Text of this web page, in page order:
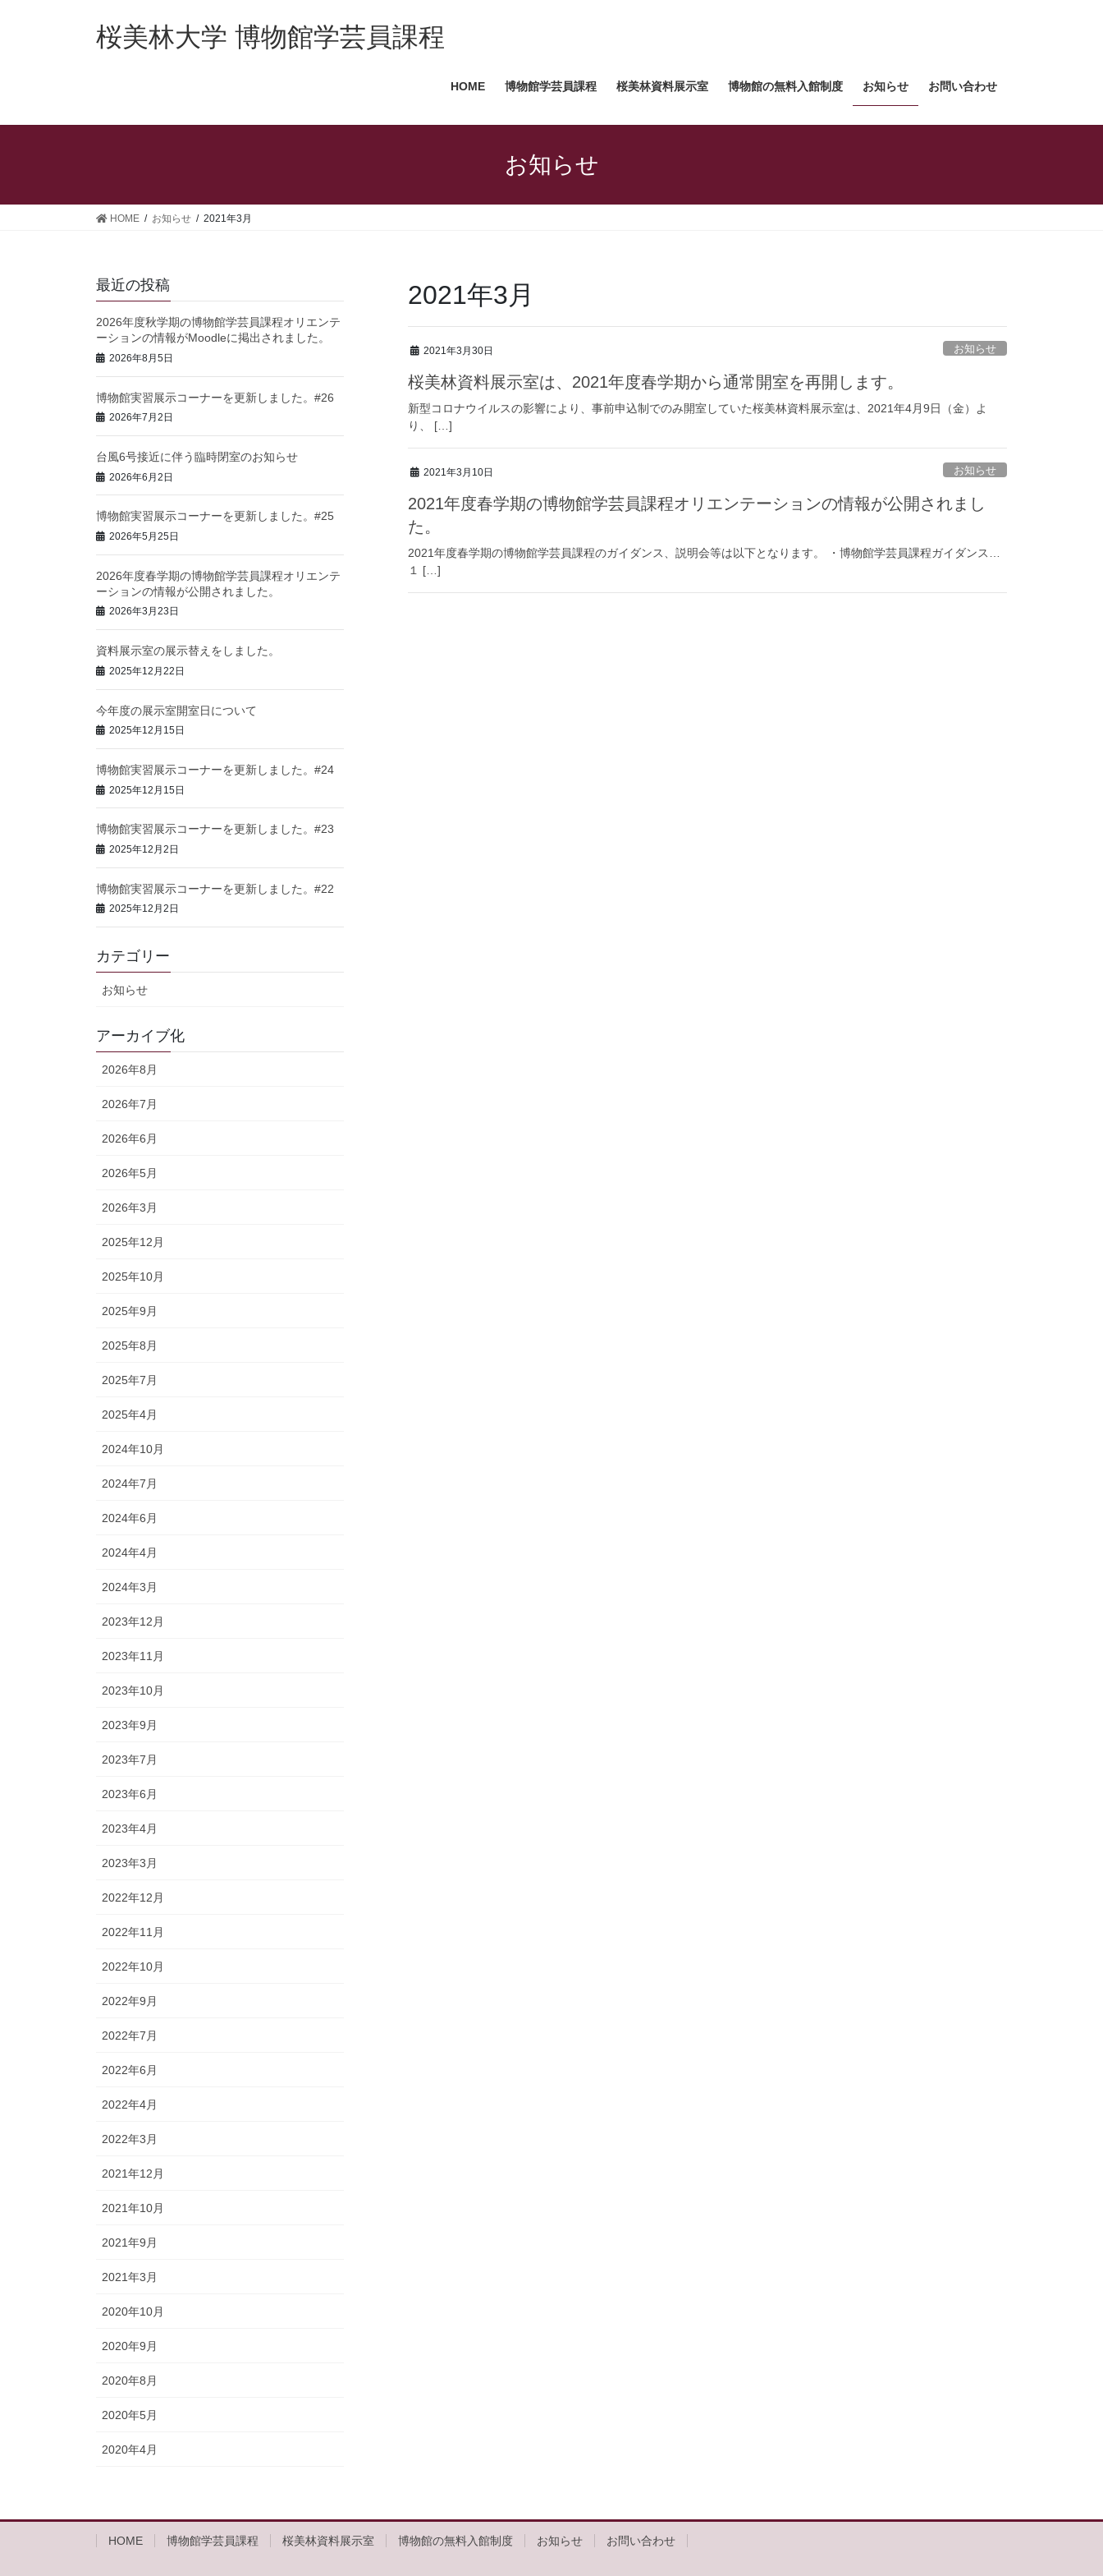
ス
ン
桜美林大学 博物館学芸員課程
HOME 博物館学芸員課程 桜美林資料展示室 博物館の無料入館制度 お知らせ お問い合わせ
お知らせ
HOME お知らせ 2021年3月
2021年3月
2021年3月30日 お知らせ
桜美林資料展示室は、2021年度春学期から通常開室を再開します。
新型コロナウイルスの影響により、事前申込制でのみ開室していた桜美林資料展示室は、2021年4月9日（金）よ
り、 […]
2021年3月10日 お知らせ
2021年度春学期の博物館学芸員課程オリエンテーションの情報が公開されまし
た。
2021年度春学期の博物館学芸員課程のガイダンス、説明会等は以下となります。 ・博物館学芸員課程ガイダンス…
１ […]
最近の投稿
2026年度秋学期の博物館学芸員課程オリエンテ
ーションの情報がMoodleに掲出されました。
2026年8月5日
博物館実習展示コーナーを更新しました。#26
2026年7月2日
台風6号接近に伴う臨時閉室のお知らせ
2026年6月2日
博物館実習展示コーナーを更新しました。#25
2026年5月25日
2026年度春学期の博物館学芸員課程オリエンテ
ーションの情報が公開されました。
2026年3月23日
資料展示室の展示替えをしました。
2025年12月22日
今年度の展示室開室日について
2025年12月15日
博物館実習展示コーナーを更新しました。#24
2025年12月15日
博物館実習展示コーナーを更新しました。#23
2025年12月2日
博物館実習展示コーナーを更新しました。#22
2025年12月2日
カテゴリー
お知らせ
アーカイブ化
2026年8月
2026年7月
2026年6月
2026年5月
2026年3月
2025年12月
2025年10月
2025年9月
2025年8月
2025年7月
2025年4月
2024年10月
2024年7月
2024年6月
2024年4月
2024年3月
2023年12月
2023年11月
2023年10月
2023年9月
2023年7月
2023年6月
2023年4月
2023年3月
2022年12月
2022年11月
2022年10月
2022年9月
2022年7月
2022年6月
2022年4月
2022年3月
2021年12月
2021年10月
2021年9月
2021年3月
2020年10月
2020年9月
2020年8月
2020年5月
2020年4月
HOME 博物館学芸員課程 桜美林資料展示室 博物館の無料入館制度 お知らせ お問い合わせ